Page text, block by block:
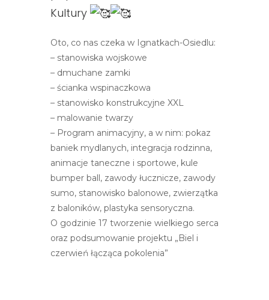
Kultury
Oto, co nas czeka w Ignatkach-Osiedlu:
– stanowiska wojskowe
– dmuchane zamki
– ścianka wspinaczkowa
– stanowisko konstrukcyjne XXL
– malowanie twarzy
– Program animacyjny, a w nim: pokaz
baniek mydlanych, integracja rodzinna,
animacje taneczne i sportowe, kule
bumper ball, zawody łucznicze, zawody
sumo, stanowisko balonowe, zwierzątka
z baloników, plastyka sensoryczna.
O godzinie 17 tworzenie wielkiego serca
oraz podsumowanie projektu „Biel i
czerwień łącząca pokolenia”